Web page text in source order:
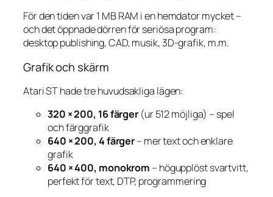
För den tiden var 1 MB RAM i en hemdator mycket –
och det öppnade dörren för seriösa program:
desktop publishing, CAD, musik, 3D-grafik, m.m.
Grafik och skärm
Atari ST hade tre huvudsakliga lägen:
320 × 200, 16 färger (ur 512 möjliga) – spel
och färggrafik
640 × 200, 4 färger– mer text och enklare
grafik
640 × 400, monokrom – högupplöst svartvitt,
perfekt för text, DTP, programmering